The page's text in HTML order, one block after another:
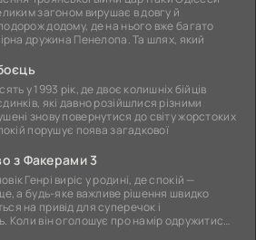
загоном вирушає в довгу й
додому, де на нього вже багато
дружина Пенелопа. Та шлях, який
у 1993 рік, де двоє колишніх бійців
які давно розійшлися різними
знову повернутися до світу жорстоких
порушує поява загадкової
з Факерами 3
Генрі виріс у родині, де спокій —
а будь-яке важливе рішення швидко
на привід для суперечок і
Коли він оголошує про намір одружитися,